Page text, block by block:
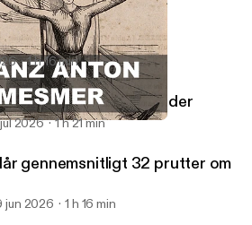
med Mark: Abe
1 h 16 min
dødsfjender
2026 1 h 21 min
gennemsnitligt 32 prutter om
jun 2026 1 h 16 min